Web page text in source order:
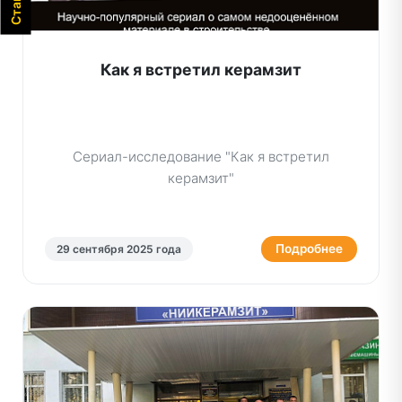
Как я встретил керамзит
Сериал-исследование "Как я встретил
керамзит"
29 сентября 2025 года Подробнее